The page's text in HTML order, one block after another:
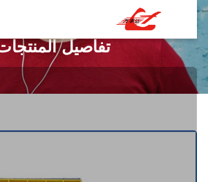
تفاصيل المنتجات